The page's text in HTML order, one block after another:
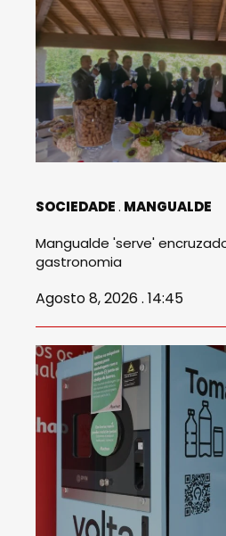
SOCIEDADE MANGUALDE
Mangualde 'serve'
gastronomia
Agosto 8, 2026 . 14:45